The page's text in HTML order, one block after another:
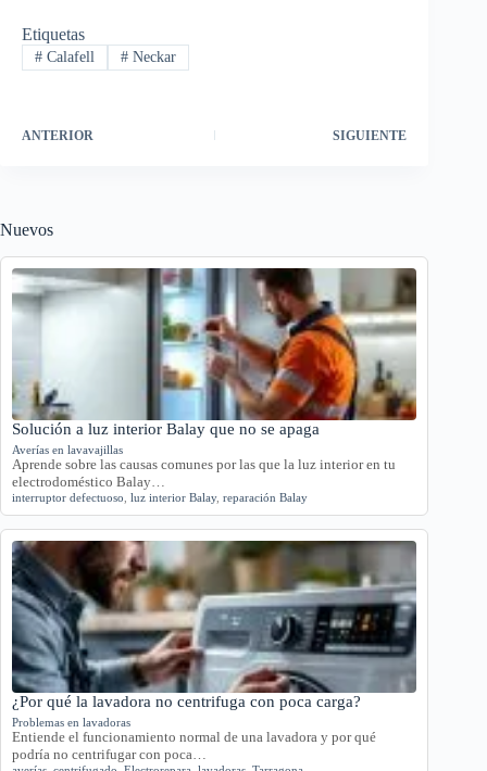
Etiquetas
#Calafell #Neckar
ANTERIOR SIGUIENTE
Nuevos
Solución a luz interior Balay que no se apaga
Averías en lavavajillas
Aprende sobre las causas comunes por las que la luz interior en tu
electrodoméstico Balay…
interruptor defectuoso luz interior Balay, reparación Balay
¿Por qué la lavadora no centrifuga con poca carga?
Problemas en lavadoras
Entiende el funcionamiento normal de una lavadora y por qué
podría no centrifugar con poca…